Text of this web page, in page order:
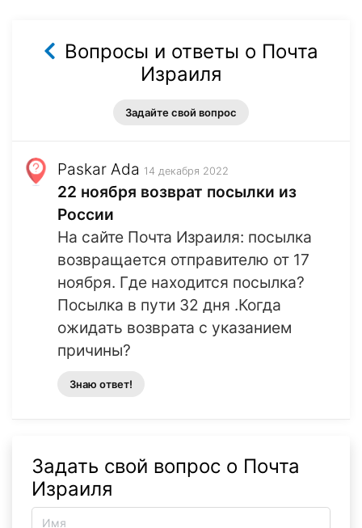
Вопросы и ответы о Почта
Израиля
Задайте свой вопрос
Paskar Ada 14 декабря 2022
22 ноября возврат посылки из
России
На сайте Почта Израиля: посылка
возвращается отправителю от 17
ноября. Где находится посылка?
Посылка в пути 32 дня .Когда
ожидать возврата с указанием
причины?
Знаю ответ!
Задать свой вопрос о Почта
Израиля